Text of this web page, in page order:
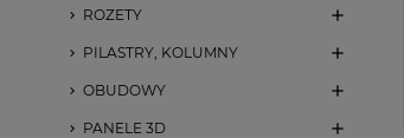
ROZETY
PILASTRY, KOLUMNY
OBUDOWY
PANELE 3D